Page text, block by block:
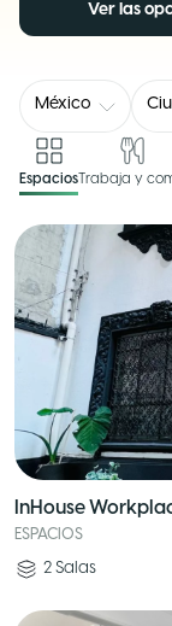
Ver las
México
EspaciosTrabaja y
InHouse
ESPACIOS
2 Salas